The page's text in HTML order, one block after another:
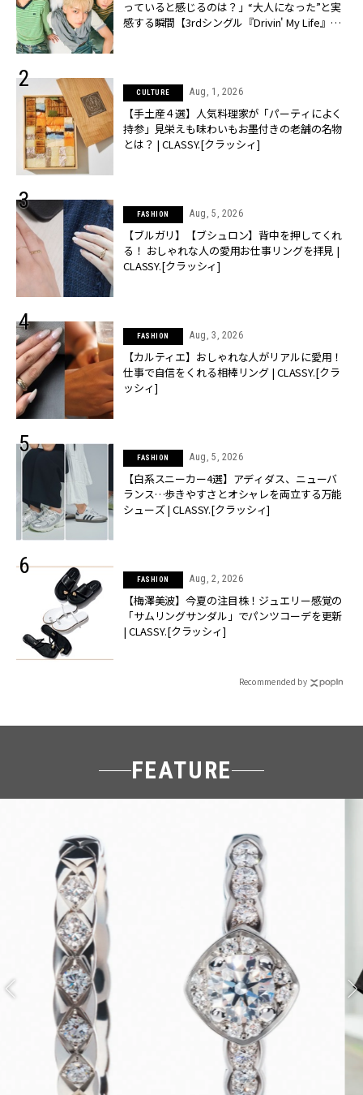
っていると感じるのは？」“大️人になった”と実
感する瞬間【3rdシングル『Drivin' My Life』発
CULTURE Aug, 1, 2026
【手土産４選】人気料理家が「パーティによく
持参」見栄えも味わいもお墨付きの老舗の名物
とは？ | CLASSY.[クラッシィ]
FASHION Aug, 5, 2026
【ブルガリ】【ブシュロン】背中を押してくれ
る！ おしゃれな人の愛用お仕事リングを拝見 |
CLASSY.[クラッシィ]
FASHION Aug, 3, 2026
【カルティエ】おしゃれな人がリアルに愛用！
仕事で自信をくれる相棒リング | CLASSY.[クラ
ッシィ]
FASHION Aug, 5, 2026
【白系スニーカー4選】アディダス、ニューバ
ランス…歩きやすさとオシャレを両立する万能
シューズ | CLASSY.[クラッシィ]
FASHION Aug, 2, 2026
【梅澤美波】今夏の注目株！ジュエリー感覚の
「サムリングサンダル」でパンツコーデを更新
| CLASSY.[クラッシィ]
Recommended by
FEATURE